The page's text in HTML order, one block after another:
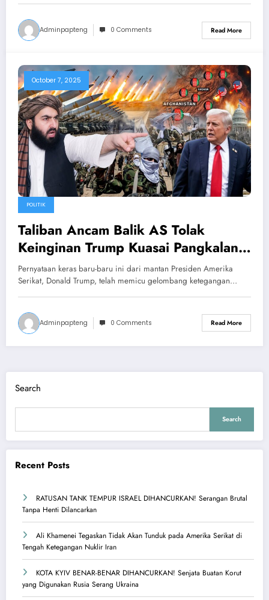
Adminpapteng 0 Comments Read More
October 7, 2025
POLITIK
Taliban Ancam Balik AS Tolak
Keinginan Trump Kuasai Pangkalan
Udara! Siap Konfrontasi Skala Penuh
Pernyataan keras baru-baru ini dari mantan Presiden Amerika
Serikat, Donald Trump, telah memicu gelombang ketegangan…
Adminpapteng 0 Comments Read More
Search
Search
Recent Posts
RATUSAN TANK TEMPUR ISRAEL DIHANCURKAN! Serangan Brutal
Tanpa Henti Dilancarkan
Ali Khamenei Tegaskan Tidak Akan Tunduk pada Amerika Serikat di
Tengah Ketegangan Nuklir Iran
KOTA KYIV BENAR-BENAR DIHANCURKAN! Senjata Buatan Korut
yang Digunakan Rusia Serang Ukraina